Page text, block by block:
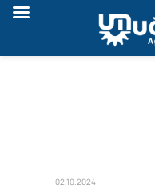
02.10.2024